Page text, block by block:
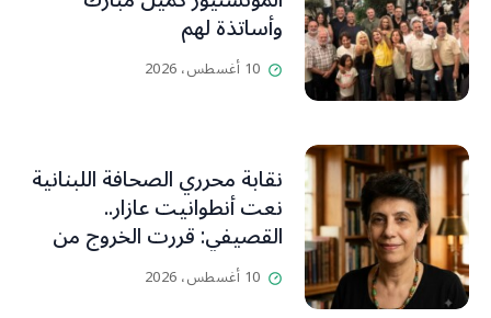
وأساتذة لهم
10 أغسطس، 2026
نقابة محرري الصحافة اللبنانية
نعت أنطوانيت عازار..
القصيفي: قررت الخروج من
عزلتها والإنطلاق إلى عالم
أفضل ينسيها ما سامته من
10 أغسطس، 2026